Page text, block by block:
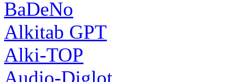
BaDeNo
Alkitab GPT
Alki-TOP
Audio-Diglot